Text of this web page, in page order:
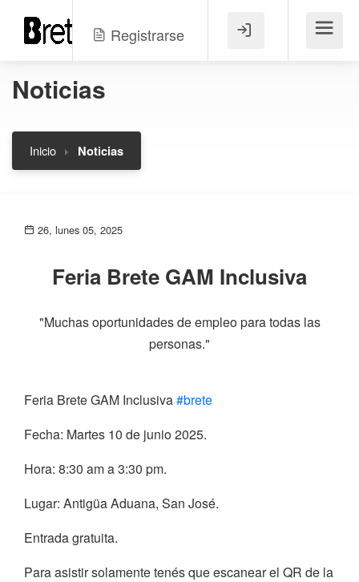
Registrarse Menú
Noticias
Inicio Noticias
26, lunes 05, 2025
Feria Brete GAM Inclusiva
"Muchas oportunidades de empleo para todas las
personas."
Feria Brete GAM Inclusiva#brete
Fecha: Martes 10 de junio 2025.
Hora: 8:30 am a 3:30 pm.
Lugar: Antigüa Aduana, San José.
Entrada gratuita.
Para asistir solamente tenés que escanear el QR de la